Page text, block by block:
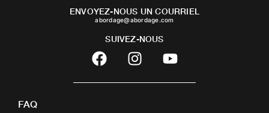
ENVOYEZ-NOUS UN COURRIEL
abordage@abordage.com
SUIVEZ-NOUS
F
a
c
I
n
s
Y
o
u
FAQ